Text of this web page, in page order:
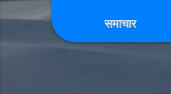
समाचार